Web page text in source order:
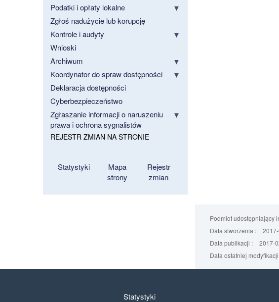
Podatki i opłaty lokalne
Zgłoś nadużycie lub korupcję
Kontrole i audyty
Wnioski
Archiwum
Koordynator do spraw dostępności
Deklaracja dostępności
Cyberbezpieczeństwo
Zgłaszanie informacji o naruszeniu
prawa i ochrona sygnalistów
REJESTR ZMIAN NA STRONIE
Statystyki
Mapa
strony
Rejestr
zmian
Podmiot udostępniający
Data stworzenia :
Data publikacji :
2017-
Data ostatniej
Statystyki